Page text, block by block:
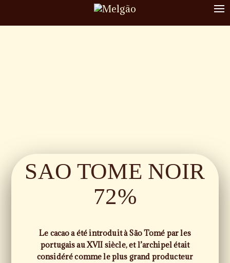
SAO TOME NOIR
72%
Le cacao a été introduit à São Tomé par les
portugais au XVII siècle, et l’archipel était
considéré comme le plus grand producteur